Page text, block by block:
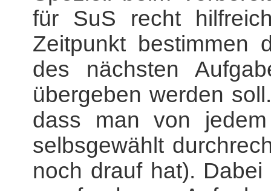
für SuS recht
Zeitpunkt bestimmen
des nächsten
übergeben werden
dass man von
selbsgewählt
noch drauf hat).